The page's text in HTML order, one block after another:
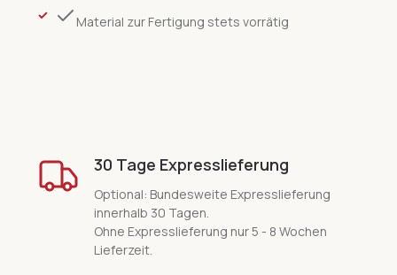
Material zur Fertigung stets vorrätig
30 Tage Expresslieferung
Optional: Bundesweite Expresslieferung
innerhalb 30 Tagen.
Ohne Expresslieferung nur 5 - 8 Wochen
Lieferzeit.